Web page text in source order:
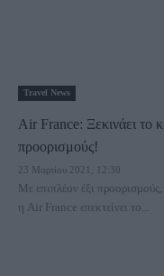
Travel News
Air France: Ξεκινάει το
προορισμούς!
23 Μαρτίου 2021, 12:30
Με επιπλέον έξι
η Air France επεκτείνει το...